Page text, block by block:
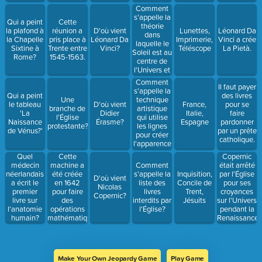
Qui a peint
la plafond à
la Chapelle
Sixtine à
Rome?
Qui a peint
le tableau
'La
Naissance
de Vénus?'
Quel
médecin
néerlandais
a écrit le
premier
livre sur
l'anatomie
humain?
Cette
réunion a
pris place à
Trente entre
1545-1563.
Une
branche de
l'Église
protestante?
Cette
machine a
été créée
en 1642
pour faire
des
opérations
mathématiques.
D'où vient
Léonard Da
Vinci?
D'où vient
Didier
Érasme?
D'où vient
Nicolas
Copernic?
autres
valeurs
Comment
s'appelle la
théorie
dans
laquelle le
Soleil est au
centre de
l'Univers et
les planètes
tournent
autour le
Soleil?
Comment
s'appelle la
technique
artistique
qui utilise
les lignes
pour créer
l'apparence
de distance.
Comment
s'appelle la
liste des
livres
interdits par
l'Église?
Lunettes,
Imprimerie,
Téléscope
France,
Italie,
Espagne
Inquisition,
Concile de
Trent,
Jésuits
Léonard Da
Vinci a crée
La Pietà.
Il faut payer
des livres
pour se
faire
pardonner
par un prête
catholique.
Copernic
était arrêté
par l'Église
pour ses
croyances
sur l'Univers
pendant la
Renaissance.
Make Your Own Jeopardy Game Play Game